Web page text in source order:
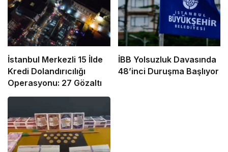
İstanbul Merkezli 15 İlde
Kredi Dolandırıcılığı
Operasyonu: 27 Gözaltı
İBB Yolsuzluk Davasında
48’inci Duruşma Başlıyor